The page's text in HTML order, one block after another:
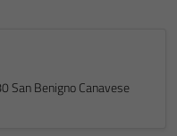
San Benigno Canavese